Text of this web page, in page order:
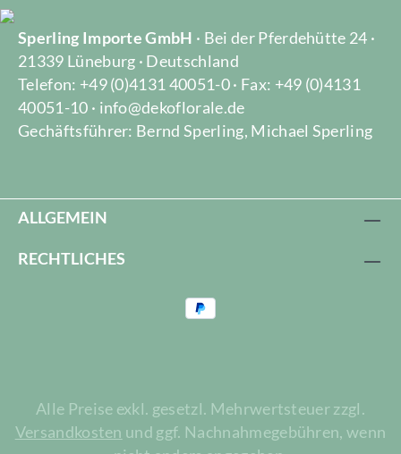
Sperling Importe GmbH · Bei der Pferdehütte 24 ·
21339 Lüneburg · Deutschland
Telefon: +49 (0)4131 40051-0 · Fax: +49 (0)4131
40051-10 · info@dekoflorale.de
Gechäftsführer: Bernd Sperling, Michael Sperling
ALLGEMEIN
RECHTLICHES
Alle Preise exkl. gesetzl. Mehrwertsteuer zzgl.
Versandkosten und ggf. Nachnahmegebühren, wenn